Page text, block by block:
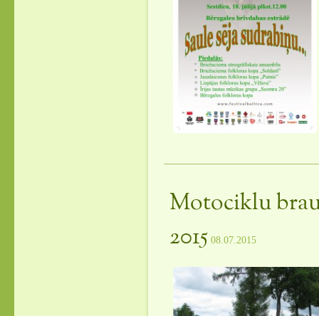
Motociklu
2015 08.07.2015